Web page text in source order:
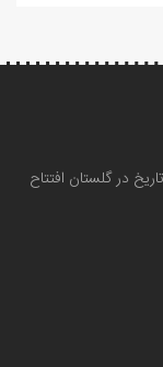
در گلستان افتتاح